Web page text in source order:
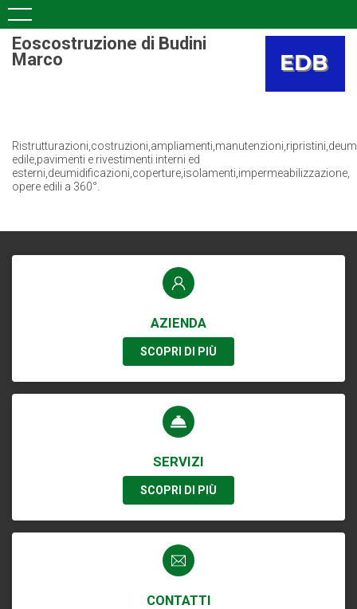
Eoscostruzione di Budini
Marco
edile,pavimenti e rivestimenti interni ed
esterni,deumidificazioni,coperture,isolamenti,impermeabilizzazione,
opere edili a 360°.
AZIENDA
SCOPRI DI PIÙ
SERVIZI
SCOPRI DI PIÙ
CONTATTI